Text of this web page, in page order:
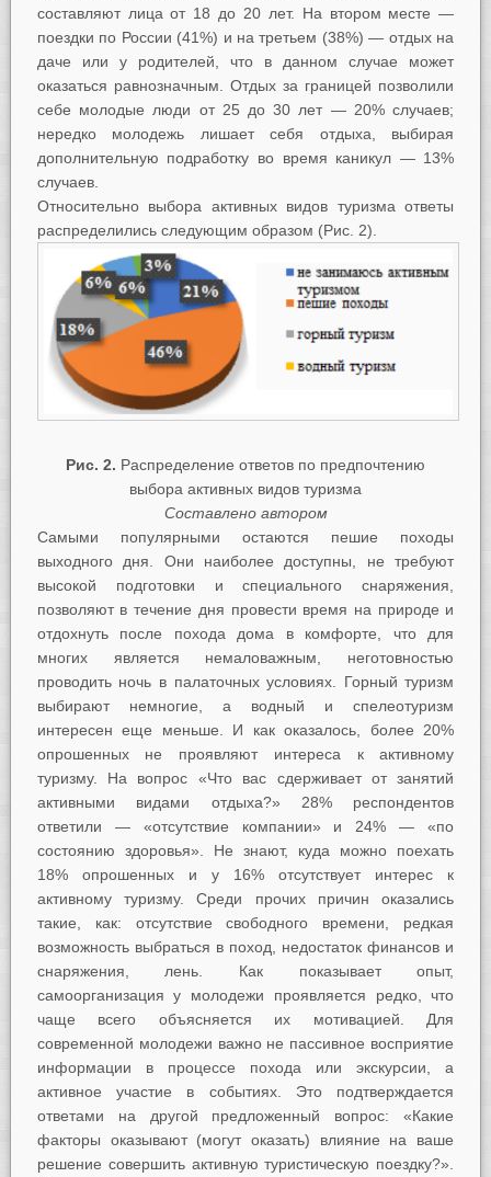
составляют лица от 18 до 20 лет. На втором месте —
поездки по России (41%) и на третьем (38%) — отдых на
даче или у родителей, что в данном случае может
оказаться равнозначным. Отдых за границей позволили
себе молодые люди от 25 до 30 лет — 20% случаев;
нередко молодежь лишает себя отдыха, выбирая
дополнительную подработку во время каникул — 13%
случаев.
Относительно выбора активных видов туризма ответы
распределились следующим образом (Рис. 2).
Рис. 2. Распределение ответов по предпочтению
выбора активных видов туризма
Составлено автором
Самыми популярными остаются пешие походы
выходного дня. Они наиболее доступны, не требуют
высокой подготовки и специального снаряжения,
позволяют в течение дня провести время на природе и
отдохнуть после похода дома в комфорте, что для
многих является немаловажным, неготовностью
проводить ночь в палаточных условиях. Горный туризм
выбирают немногие, а водный и спелеотуризм
интересен еще меньше. И как оказалось, более 20%
опрошенных не проявляют интереса к активному
туризму. На вопрос «Что вас сдерживает от занятий
активными видами отдыха?» 28% респондентов
ответили — «отсутствие компании» и 24% — «по
состоянию здоровья». Не знают, куда можно поехать
18% опрошенных и у 16% отсутствует интерес к
активному туризму. Среди прочих причин оказались
такие, как: отсутствие свободного времени, редкая
возможность выбраться в поход, недостаток финансов и
снаряжения, лень. Как показывает опыт,
самоорганизация у молодежи проявляется редко, что
чаще всего объясняется их мотивацией. Для
современной молодежи важно не пассивное восприятие
информации в процессе похода или экскурсии, а
активное участие в событиях. Это подтверждается
ответами на другой предложенный вопрос: «Какие
факторы оказывают (могут оказать) влияние на ваше
решение совершить активную туристическую поездку?».